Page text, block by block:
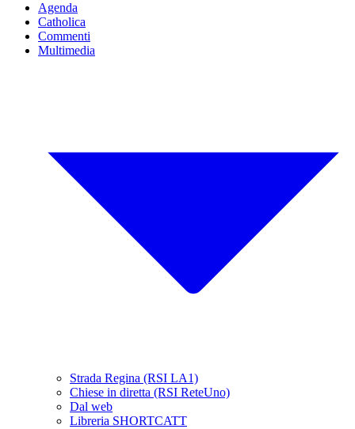
Agenda
Catholica
Commenti
Multimedia
Strada Regina (RSI LA1)
Chiese in diretta (RSI ReteUno)
Dal web
Libreria SHORTCATT